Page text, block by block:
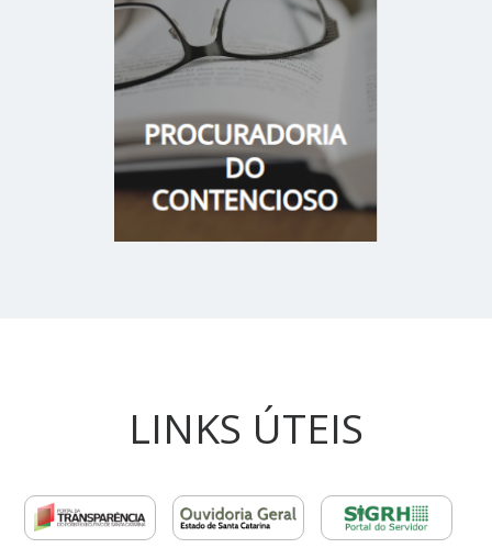
LINKS ÚTEIS